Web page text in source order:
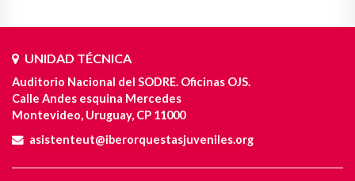
UNIDAD TÉCNICA
Auditorio Nacional del SODRE. Oficinas OJS.
Calle Andes esquina Mercedes
Montevideo, Uruguay, CP 11000
asistenteut@iberorquestasjuveniles.org